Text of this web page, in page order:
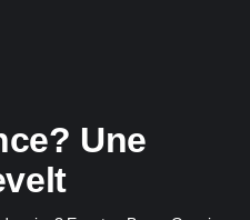
Une